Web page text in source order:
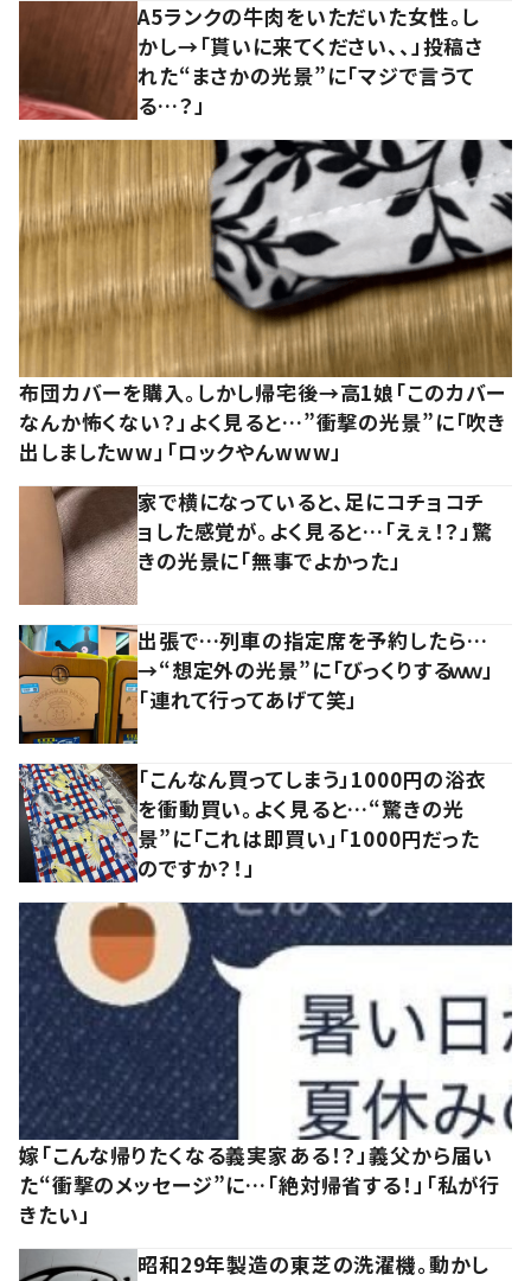
A5ランクの牛肉をいただいた女性。し
かし→「貰いに来てください、、」投稿さ
れた“まさかの光景”に「マジで言うて
る…？」
布団カバーを購入。しかし帰宅後→高1娘「このカバー
なんか怖くない？」よく見ると…”衝撃の光景”に「吹き
出しましたww」「ロックやんwww」
家で横になっていると、足にコチョコチ
ョした感覚が。よく見ると…「えぇ！？」驚
きの光景に「無事でよかった」
出張で…列車の指定席を予約したら…
→“想定外の光景”に「びっくりするｗｗ」
「連れて行ってあげて笑」
「こんなん買ってしまう」1000円の浴衣
を衝動買い。よく見ると…“驚きの光
景”に「これは即買い」「1000円だった
のですか？！」
嫁「こんな帰りたくなる義実家ある！？」義父から届い
た“衝撃のメッセージ”に…「絶対帰省する！」「私が行
きたい」
昭和29年製造の東芝の洗濯機。動かし